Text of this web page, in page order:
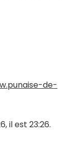
de-
il est 23:26.